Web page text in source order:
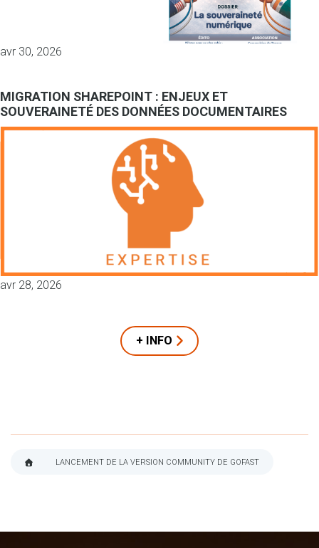
avr 30, 2026
MIGRATION SHAREPOINT : ENJEUX ET
SOUVERAINETÉ DES DONNÉES DOCUMENTAIRES
avr 28, 2026
+ INFO
LANCEMENT DE LA VERSION COMMUNITY DE GOFAST